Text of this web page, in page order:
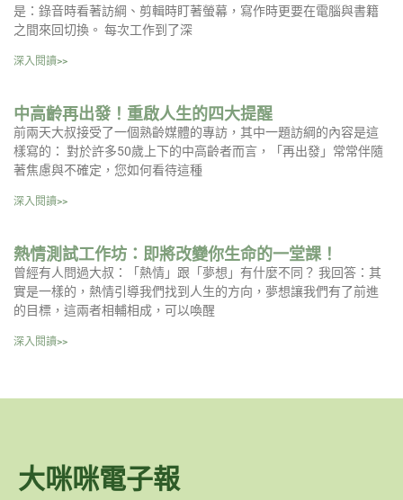
是：錄音時看著訪綱、剪輯時盯著螢幕，寫作時更要在電腦與書籍
之間來回切換。 每次工作到了深
深入閱讀>>
中高齡再出發！重啟人生的四大提醒
前兩天大叔接受了一個熟齡媒體的專訪，其中一題訪綱的內容是這
樣寫的： 對於許多50歲上下的中高齡者而言，「再出發」常常伴隨
著焦慮與不確定，您如何看待這種
深入閱讀>>
熱情測試工作坊：即將改變你生命的一堂課！
曾經有人問過大叔：「熱情」跟「夢想」有什麼不同？ 我回答：其
實是一樣的，熱情引導我們找到人生的方向，夢想讓我們有了前進
的目標，這兩者相輔相成，可以喚醒
深入閱讀>>
大咪咪電子報